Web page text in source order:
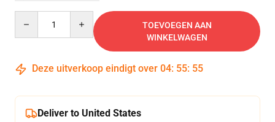
TOEVOEGEN AAN
WINKELWAGEN
Deze uitverkoop eindigt over 04: 55: 54
Deliver to United States